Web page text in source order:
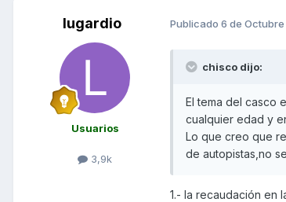
lugardio
Usuarios
3,9k
Publicado 6 de Octubre
chisco dijo:
El tema del casco
cualquier edad y
Lo que creo que
de autopistas,no
1.- la recaudación en